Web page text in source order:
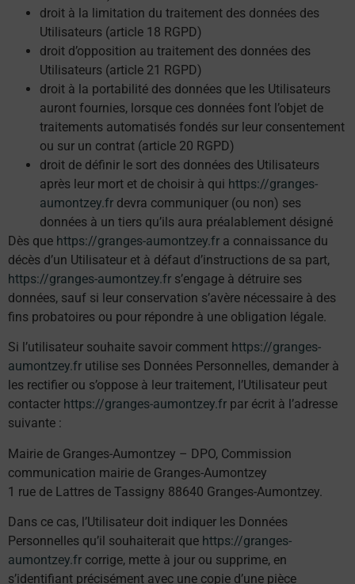
droit à la limitation du traitement des données des
Utilisateurs (article 18 RGPD)
droit d’opposition au traitement des données des
Utilisateurs (article 21 RGPD)
droit à la portabilité des données que les Utilisateurs
auront fournies, lorsque ces données font l’objet de
traitements automatisés fondés sur leur consentement
ou sur un contrat (article 20 RGPD)
droit de définir le sort des données des Utilisateurs
après leur mort et de choisir à qui https://granges-
aumontzey.fr devra communiquer (ou non) ses
données à un tiers qu’ils aura préalablement désigné
Dès que https://granges-aumontzey.fr a connaissance du
décès d’un Utilisateur et à défaut d’instructions de sa part,
https://granges-aumontzey.fr s’engage à détruire ses
données, sauf si leur conservation s’avère nécessaire à des
fins probatoires ou pour répondre à une obligation légale.
Si l’utilisateur souhaite savoir comment https://granges-
aumontzey.fr utilise ses Données Personnelles, demander à
les rectifier ou s’oppose à leur traitement, l’Utilisateur peut
contacter https://granges-aumontzey.fr par écrit à l’adresse
suivante :
Mairie de Granges-Aumontzey – DPO, Commission
communication mairie de Granges-Aumontzey
1 rue de Lattres de Tassigny 88640 Granges-Aumontzey.
Dans ce cas, l’Utilisateur doit indiquer les Données
Personnelles qu’il souhaiterait que https://granges-
aumontzey.fr corrige, mette à jour ou supprime, en
s’identifiant précisément avec une copie d’une pièce